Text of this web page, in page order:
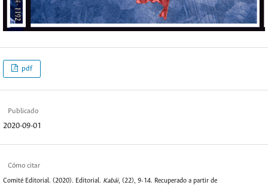
pdf
Publicado
2020-09-01
Cómo citar
Comité Editorial. (2020). Editorial. Kabái, (22), 9-14. Recuperado a partir de